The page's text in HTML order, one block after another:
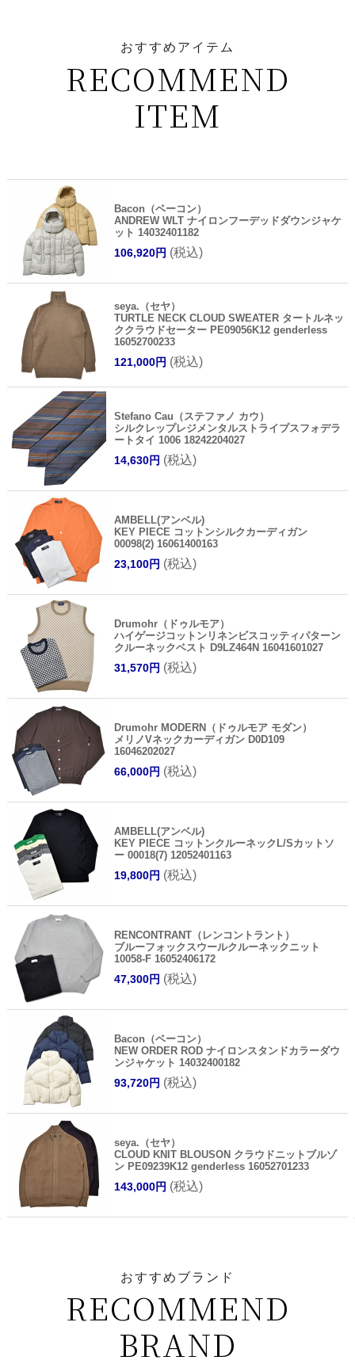
おすすめアイテム
RECOMMEND
ITEM
Bacon（ベーコン）
ANDREW WLT ナイロンフーデッドダウンジャケ
ット 14032401182
106,920円 (税込)
seya.（セヤ）
TURTLE NECK CLOUD SWEATER タートルネッ
ククラウドセーター PE09056K12 genderless
16052700233
121,000円 (税込)
Stefano Cau（ステファノ カウ）
シルクレップレジメンタルストライプスフォデラ
ートタイ 1006 18242204027
14,630円 (税込)
AMBELL(アンベル)
KEY PIECE コットンシルクカーディガン
00098(2) 16061400163
23,100円 (税込)
Drumohr（ドゥルモア）
ハイゲージコットンリネンビスコッティパターン
クルーネックベスト D9LZ464N 16041601027
31,570円 (税込)
Drumohr MODERN（ドゥルモア モダン）
メリノVネックカーディガン D0D109
16046202027
66,000円 (税込)
AMBELL(アンベル)
KEY PIECE コットンクルーネックL/Sカットソ
ー 00018(7) 12052401163
19,800円 (税込)
RENCONTRANT（レンコントラント）
ブルーフォックスウールクルーネックニット
10058-F 16052406172
47,300円 (税込)
Bacon（ベーコン）
NEW ORDER ROD ナイロンスタンドカラーダウ
ンジャケット 14032400182
93,720円 (税込)
seya.（セヤ）
CLOUD KNIT BLOUSON クラウドニットブルゾ
ン PE09239K12 genderless 16052701233
143,000円 (税込)
おすすめブランド
RECOMMEND
BRAND